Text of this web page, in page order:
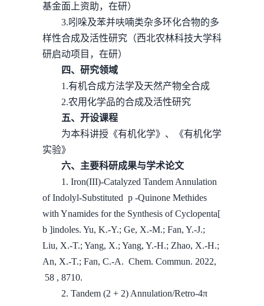
基金面上资助，在研）
3.吲哚及苯并呋喃类杂多环化合物的多
样性合成及活性研究（西北农林科技大学科
研启动项目，在研）
四、研究领域
1.有机合成方法学及天然产物全合成
2.农用化学品的合成及活性研究
五、开设课程
为本科讲授《有机化学》、《有机化学
实验》
六、主要科研成果与学术论文
1. Iron(III)-Catalyzed Tandem Annulation
of Indolyl-Substituted p -Quinone Methides
with Ynamides for the Synthesis of Cyclopenta[
b ]indoles. Yu, K.-Y.; Ge, X.-M.; Fan, Y.-J.;
Liu, X.-T.; Yang, X.; Yang, Y.-H.; Zhao, X.-H.;
An, X.-T.; Fan, C.-A. Chem. Commun. 2022,
58 , 8710.
2. Tandem (2 + 2) Annulation/Retro-4π